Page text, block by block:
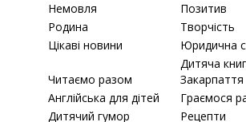
Немовля
Позитив
Родина
Творчість
Цікаві новини
Юридична
Читаємо разом
Дитяча
Закарпаття
Англійська для дітей
Граємося
Дитячий гумор
Рецепти